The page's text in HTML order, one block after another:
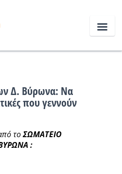
Δ. Βύρωνα: Να
που γεννούν
τοΣΩΜΑΤΕΙΟ
: